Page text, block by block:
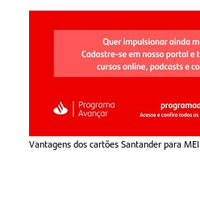
Vantagens dos cartões Santander para MEI